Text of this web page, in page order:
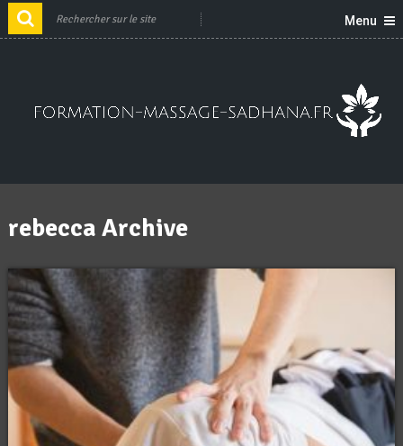
Menu
rebecca Archive